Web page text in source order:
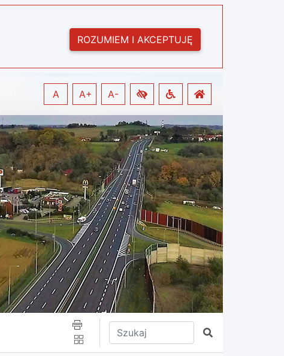
ROZUMIEM I AKCEPTUJĘ
A A+ A-
Wpisz tekst do wyszukania
Szukaj